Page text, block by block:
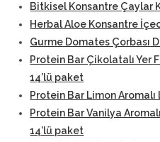
Bitkisel Konsantre Çaylar
Herbal Aloe Konsantre
Gurme Domates Çorbası
Protein Bar Çikolatalı Yer
14’lü paket
Protein Bar Limon Aromalı
Protein Bar Vanilya
14’lü paket